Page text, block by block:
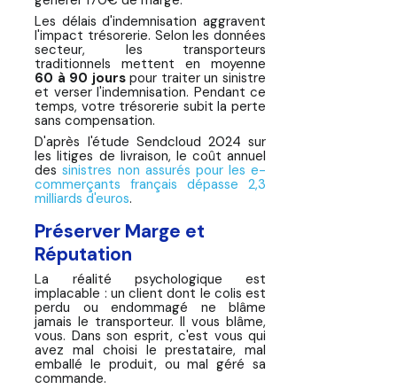
Les délais d'indemnisation aggravent
l'impact trésorerie. Selon les données
secteur, les transporteurs
traditionnels mettent en moyenne
60 à 90 jourspour traiter un sinistre
et verser l'indemnisation. Pendant ce
temps, votre trésorerie subit la perte
sans compensation.
D'après l'étude Sendcloud 2024 sur
les litiges de livraison, le coût annuel
dessinistres non assurés pour les e-
commerçants français dépasse 2,3
milliards d'euros.
Préserver Marge et
Réputation
La réalité psychologique est
implacable : un client dont le colis est
perdu ou endommagé ne blâme
jamais le transporteur. Il vous blâme,
vous. Dans son esprit, c'est vous qui
avez mal choisi le prestataire, mal
emballé le produit, ou mal géré sa
commande.